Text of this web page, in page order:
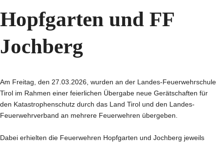
Hopfgarten und FF
Jochberg
Am Freitag, den 27.03.2026, wurden an der Landes-Feuerwehrschule
Tirol im Rahmen einer feierlichen Übergabe neue Gerätschaften für
den Katastrophenschutz durch das Land Tirol und den Landes-
Feuerwehrverband an mehrere Feuerwehren übergeben.
Dabei erhielten die Feuerwehren Hopfgarten und Jochberg jeweils